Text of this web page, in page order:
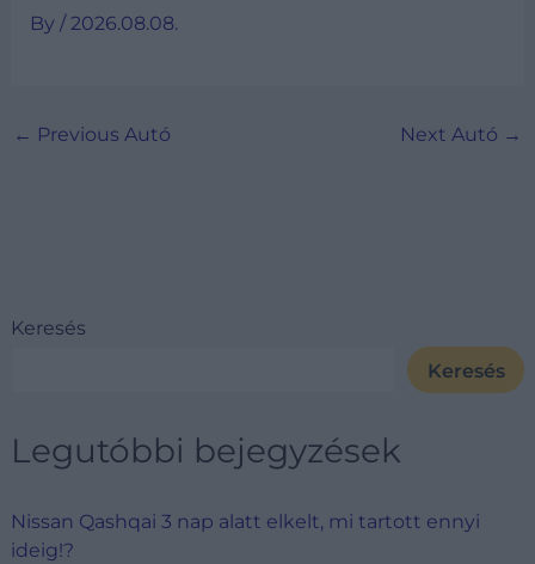
Keresés
Keresés
Legutóbbi bejegyzések
Nissan Qashqai 3 nap alatt elkelt, mi tartott ennyi
ideig!?
By/2026.08.08.
← Previous Autó Next Autó →